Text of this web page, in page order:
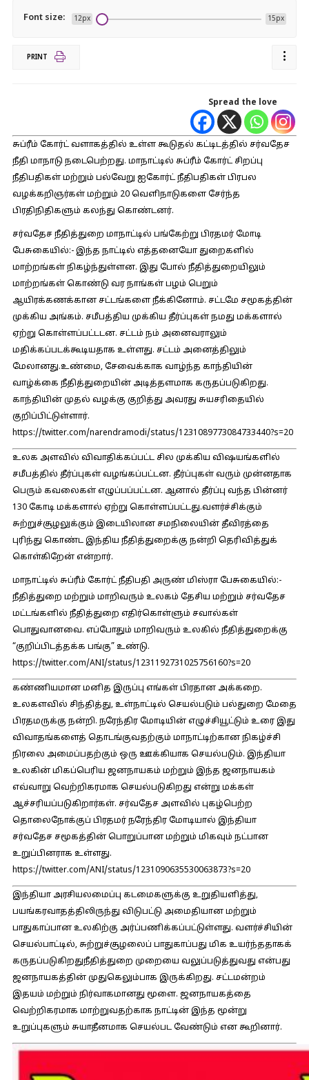
Font size: 12px 15px
PRINT
Spread the love
சுப்ரீம் கோர்ட் வளாகத்தில் உள்ள கூடுதல் கட்டிடத்தில் சர்வதேச
நீதி மாநாடு நடைபெற்றது. மாநாட்டில் சுப்ரீம் கோர்ட் சிறப்பு
நீதிபதிகள் மற்றும் பல்வேறு ஐகோர்ட் நீதிபதிகள் பிரபல
வழக்கறிஞர்கள் மற்றும் 20 வெளிநாடுகளை சேர்ந்த
பிரதிநிதிகளும் கலந்து கொண்டனர்.
சர்வதேச நீதித்துறை மாநாட்டில் பங்கேற்று பிரதமர் மோடி
பேசுகையில்:-இந்த நாட்டில் எத்தனையோ துறைகளில்
மாற்றங்கள் நிகழ்ந்துள்ளன. இது போல் நீதித்துறையிலும்
மாற்றங்கள் கொண்டு வர நாங்கள் பழம் பெறும்
ஆயிரக்கணக்கான சட்டங்களை நீக்கினோம். சட்டமே சமூகத்தின்
முக்கிய அங்கம். சமீபத்திய முக்கிய தீர்ப்புகள் நமது மக்களால்
ஏற்று கொள்ளப்பட்டடன. சட்டம் நம் அனைவராலும்
மதிக்கப்படக்கூடியதாக உள்ளது. சட்டம் அனைத்திலும்
மேலானது.உண்மை, சேவைக்காக வாழ்ந்த காந்தியின்
வாழ்க்கை நீதித்துறையின் அடித்தளமாக கருதப்படுகிறது.
காந்தியின் முதல் வழக்கு குறித்து அவரது சுயசரிதையில்
குறிப்பிட்டுள்ளார்.
https://twitter.com/narendramodi/status/1231089773084733440?s=20
உலக அளவில் விவாதிக்கப்பட்ட சில முக்கிய விஷயங்களில்
சமீபத்தில் தீர்ப்புகள் வழங்கப்பட்டன. தீர்ப்புகள் வரும் முன்னதாக
பெரும் கவலைகள் எழுப்பப்பட்டன. ஆனால் தீர்ப்பு வந்த பின்னர்
130 கோடி மக்களால் ஏற்று கொள்ளப்பட்டது.வளர்ச்சிக்கும்
சுற்றுச்சூழலுக்கும் இடையிலான சமநிலையின் தீவிரத்தை
புரிந்து கொண்ட இந்திய நீதித்துறைக்கு நன்றி தெரிவித்துக்
கொள்கிறேன் என்றார்.
மாநாட்டில் சுப்ரீம் கோர்ட் நீதிபதி அருண் மிஸ்ரா பேசுகையில்:-
நீதித்துறை மற்றும் மாறிவரும் உலகம் தேசிய மற்றும் சர்வதேச
மட்டங்களில் நீதித்துறை எதிர்கொள்ளும் சவால்கள்
பொதுவானவை. எப்போதும் மாறிவரும் உலகில் நீதித்துறைக்கு
“குறிப்பிடத்தக்க பங்கு” உண்டு.
https://twitter.com/ANI/status/1231192731025756160?s=20
கண்ணியமான மனித இருப்பு எங்கள் பிரதான அக்கறை.
உலகளவில் சிந்தித்து, உள்நாட்டில் செயல்படும் பல்துறை மேதை
பிரதமருக்கு நன்றி. நரேந்திர மோடியின் எழுச்சியூட்டும் உரை இது
விவாதங்களைத் தொடங்குவதற்கும் மாநாட்டிற்கான நிகழ்ச்சி
நிரலை அமைப்பதற்கும் ஒரு ஊக்கியாக செயல்படும். இந்தியா
உலகின் மிகப்பெரிய ஜனநாயகம் மற்றும் இந்த ஜனநாயகம்
எவ்வாறு வெற்றிகரமாக செயல்படுகிறது என்று மக்கள்
ஆச்சரியப்படுகிறார்கள். சர்வதேச அளவில் புகழ்பெற்ற
தொலைநோக்குப் பிரதமர் நரேந்திர மோடியால் இந்தியா
சர்வதேச சமூகத்தின் பொறுப்பான மற்றும் மிகவும் நட்பான
உறுப்பினராக உள்ளது.
https://twitter.com/ANI/status/1231090635530063873?s=20
இந்தியா அரசியலமைப்பு கடமைகளுக்கு உறுதியளித்து,
பயங்கரவாதத்திலிருந்து விடுபட்டு அமைதியான மற்றும்
பாதுகாப்பான உலகிற்கு அர்ப்பணிக்கப்பட்டுள்ளது. வளர்ச்சியின்
செயல்பாட்டில், சுற்றுச்சூழலைப் பாதுகாப்பது மிக உயர்ந்ததாகக்
கருதப்படுகிறதுநீதித்துறை முறையை வலுப்படுத்துவது என்பது
ஜனநாயகத்தின் முதுகெலும்பாக இருக்கிறது. சட்டமன்றம்
இதயம் மற்றும் நிர்வாகமானது மூளை. ஜனநாயகத்தை
வெற்றிகரமாக மாற்றுவதற்காக நாட்டின் இந்த மூன்று
உறுப்புகளும் சுயாதீனமாக செயல்பட வேண்டும் என கூறினார்.